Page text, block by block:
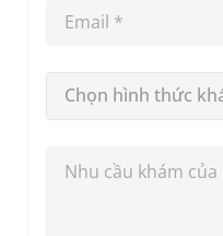
Chọn hình thức